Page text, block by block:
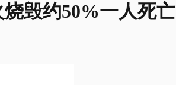
毁约50%一人死亡